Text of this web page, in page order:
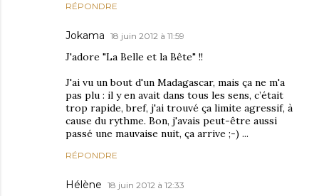
RÉPONDRE
Jokama 18 juin 2012 à 11:59
J'adore "La Belle et la Bête" !!
J'ai vu un bout d'un Madagascar, mais ça ne m'a
pas plu : il y en avait dans tous les sens, c’était
trop rapide, bref, j'ai trouvé ça limite agressif, à
cause du rythme. Bon, j'avais peut-être aussi
passé une mauvaise nuit, ça arrive ;-) ...
RÉPONDRE
Hélène 18 juin 2012 à 12:33